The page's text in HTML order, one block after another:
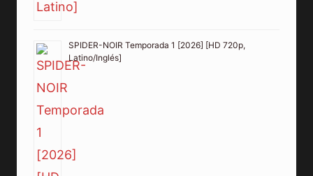
SPIDER-NOIR Temporada 1 [2026] [HD 720p,
Latino/Inglés]